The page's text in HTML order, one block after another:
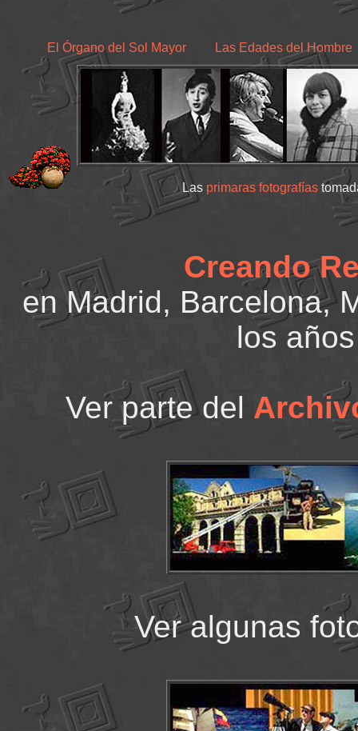
El Órgano del Sol Mayor Las Edades del Hombre
Las primaras fotografías
Creando
en Madrid, Barcelona,
los
Ver parte del
Ver algunas